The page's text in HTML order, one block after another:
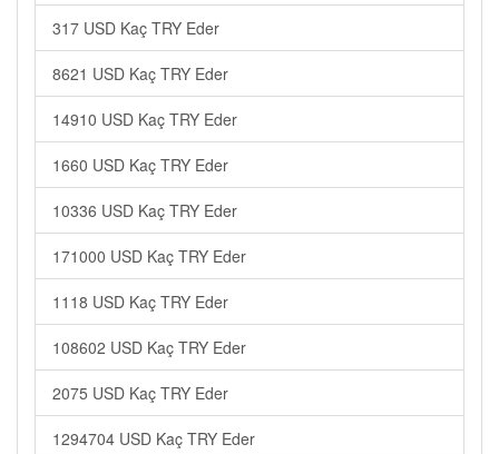
317 USD Kaç TRY Eder
8621 USD Kaç TRY Eder
14910 USD Kaç TRY Eder
1660 USD Kaç TRY Eder
10336 USD Kaç TRY Eder
171000 USD Kaç TRY Eder
1118 USD Kaç TRY Eder
108602 USD Kaç TRY Eder
2075 USD Kaç TRY Eder
1294704 USD Kaç TRY Eder